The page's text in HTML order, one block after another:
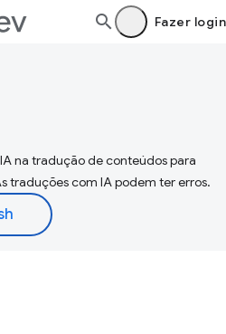
Fazer login
na tradução de conteúdos para
traduções com IA podem ter erros.